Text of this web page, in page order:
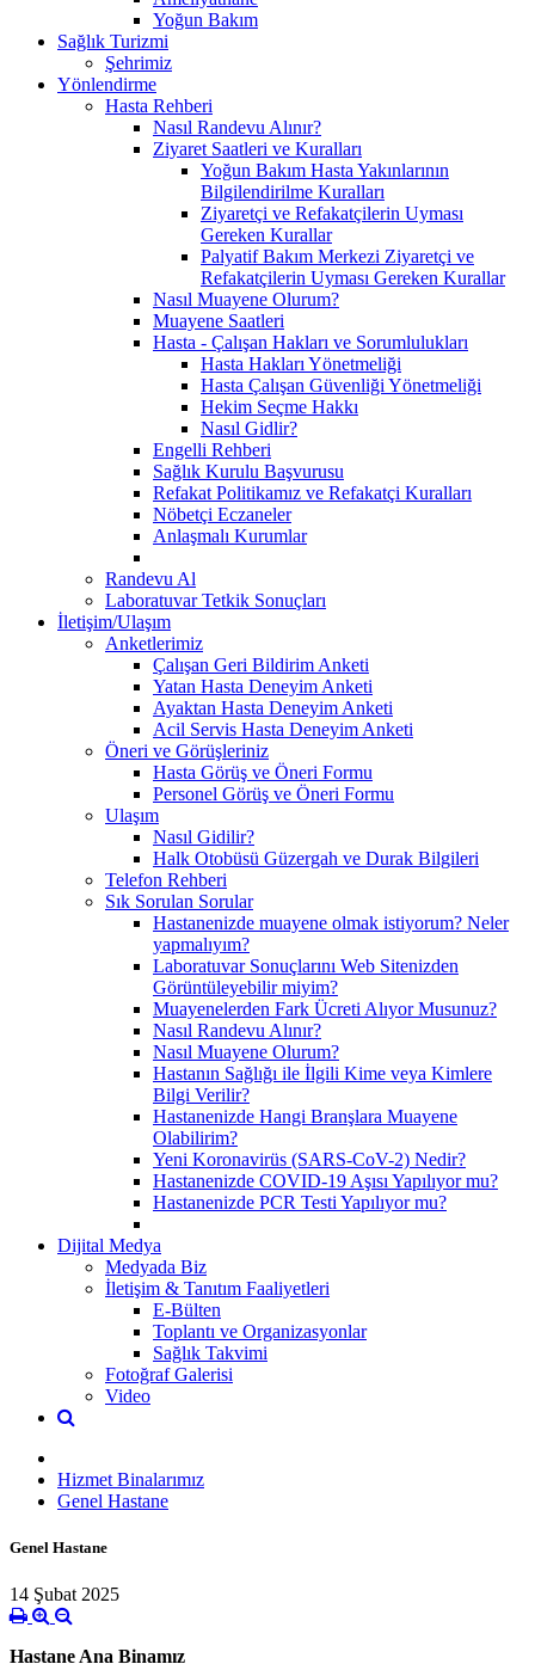
Yoğun Bakım
Sağlık Turizmi
Şehrimiz
Yönlendirme
Hasta Rehberi
Nasıl Randevu Alınır?
Ziyaret Saatleri ve Kuralları
Yoğun Bakım Hasta Yakınlarının
Bilgilendirilme Kuralları
Ziyaretçi ve Refakatçilerin Uyması
Gereken Kurallar
Palyatif Bakım Merkezi Ziyaretçi ve
Refakatçilerin Uyması Gereken Kurallar
Nasıl Muayene Olurum?
Muayene Saatleri
Hasta - Çalışan Hakları ve Sorumlulukları
Hasta Hakları Yönetmeliği
Hasta Çalışan Güvenliği Yönetmeliği
Hekim Seçme Hakkı
Nasıl Gidlir?
Engelli Rehberi
Sağlık Kurulu Başvurusu
Refakat Politikamız ve Refakatçi Kuralları
Nöbetçi Eczaneler
Anlaşmalı Kurumlar
Randevu Al
Laboratuvar Tetkik Sonuçları
İletişim/Ulaşım
Anketlerimiz
Çalışan Geri Bildirim Anketi
Yatan Hasta Deneyim Anketi
Ayaktan Hasta Deneyim Anketi
Acil Servis Hasta Deneyim Anketi
Öneri ve Görüşleriniz
Hasta Görüş ve Öneri Formu
Personel Görüş ve Öneri Formu
Ulaşım
Nasıl Gidilir?
Halk Otobüsü Güzergah ve Durak Bilgileri
Telefon Rehberi
Sık Sorulan Sorular
Hastanenizde muayene olmak istiyorum? Neler
yapmalıyım?
Laboratuvar Sonuçlarını Web Sitenizden
Görüntüleyebilir miyim?
Muayenelerden Fark Ücreti Alıyor Musunuz?
Nasıl Randevu Alınır?
Nasıl Muayene Olurum?
Hastanın Sağlığı ile İlgili Kime veya Kimlere
Bilgi Verilir?
Hastanenizde Hangi Branşlara Muayene
Olabilirim?
Yeni Koronavirüs (SARS-CoV-2) Nedir?
Hastanenizde COVID-19 Aşısı Yapılıyor mu?
Hastanenizde PCR Testi Yapılıyor mu?
Dijital Medya
Medyada Biz
İletişim & Tanıtım Faaliyetleri
E-Bülten
Toplantı ve Organizasyonlar
Sağlık Takvimi
Fotoğraf Galerisi
Video
Hizmet Binalarımız
Genel Hastane
Genel Hastane
14 Şubat 2025
Hastane Ana Binamız